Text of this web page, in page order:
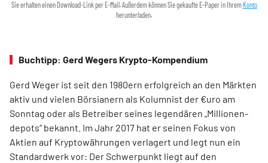
Sie erhalten einen Download-Link per E-Mail. Außerdem können Sie gekaufte E-Paper in Ihrem Konto
herunterladen.
Buchtipp: Gerd Wegers Krypto-Kompendium
Gerd Weger ist seit den 1980ern erfolgreich an den Märkten
aktiv und vielen Börsianern als Kolumnist der €uro am
Sonntag oder als Betreiber seines legendären „Millionen­
depots“ bekannt. Im Jahr 2017 hat er seinen Fokus von
Aktien auf Kryptowährungen verlagert und legt nun ein
Standardwerk vor: Der Schwerpunkt liegt auf den